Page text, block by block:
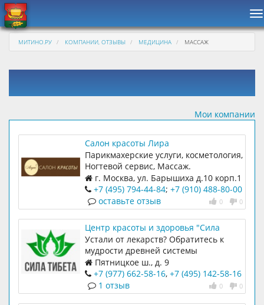
МИТИНО.РУ КОМПАНИИ, ОТЗЫВЫ МЕДИЦИНА МАССАЖ
Мои компании
Салон красоты Лира
Парикмахерские услуги, косметология,
Ногтевой сервис, Массаж.
г. Москва, ул. Барышиха д.10 корп.1
+7 (495) 794-44-84; +7 (910) 488-80-00
0 0
оставьте отзыв
Центр красоты и здоровья "Сила
Тибета"
Устали от лекарств? Обратитесь к
мудрости древней системы
врачевания
Пятницкое ш., д. 9
+7 (977) 662-58-16, +7 (495) 142-58-16
0 0
1 отзыв